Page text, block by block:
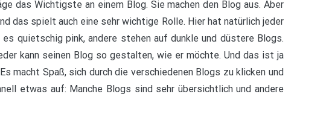
das Wichtigste an einem Blog. Sie machen den Blog aus. Aber
das spielt auch eine sehr wichtige Rolle. Hier hat natürlich jeder
es quietschig pink, andere stehen auf dunkle und düstere Blogs.
kann seinen Blog so gestalten, wie er möchte. Und das ist ja
macht Spaß, sich durch die verschiedenen Blogs zu klicken und
etwas auf: Manche Blogs sind sehr übersichtlich und andere